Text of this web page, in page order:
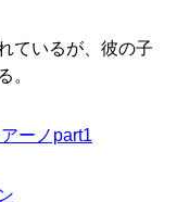
ているが、彼の子
。
ーノpart1